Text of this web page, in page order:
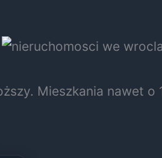
Mieszkania nawet